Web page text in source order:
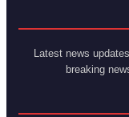
Latest news
breaking